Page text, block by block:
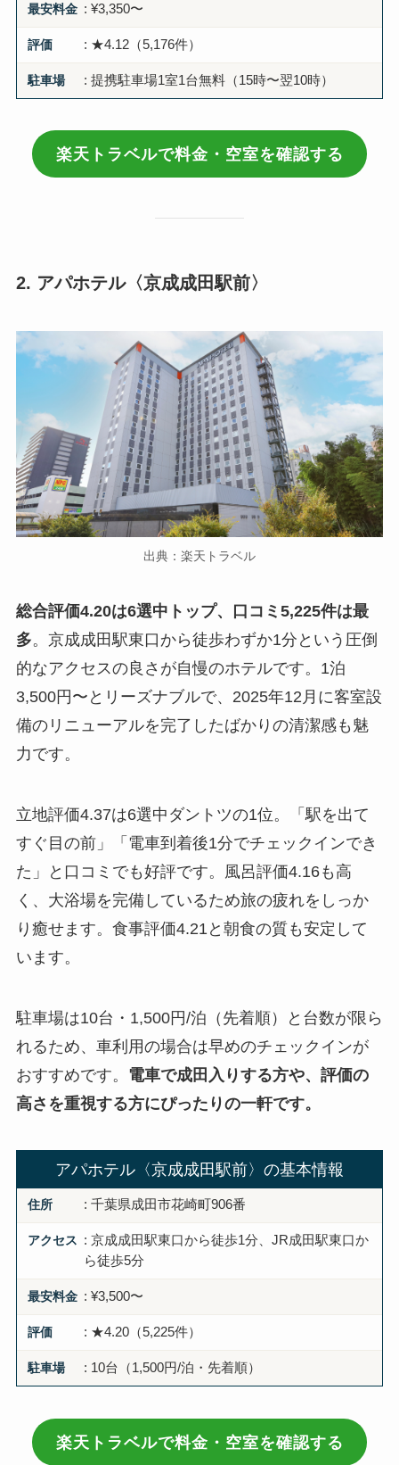
最安料金 : ¥3,350〜
評価 : ★4.12（5,176件）
駐車場 : 提携駐車場1室1台無料（15時〜翌10時）
楽天トラベルで料金・空室を確認する
2. アパホテル〈京成成田駅前〉
出典：楽天トラベル
総合評価4.20は6選中トップ、口コミ5,225件は最
多。京成成田駅東口から徒歩わずか1分という圧倒
的なアクセスの良さが自慢のホテルです。1泊
3,500円〜とリーズナブルで、2025年12月に客室設
備のリニューアルを完了したばかりの清潔感も魅
力です。
立地評価4.37は6選中ダントツの1位。「駅を出て
すぐ目の前」「電車到着後1分でチェックインでき
た」と口コミでも好評です。風呂評価4.16も高
く、大浴場を完備しているため旅の疲れをしっか
り癒せます。食事評価4.21と朝食の質も安定して
います。
駐車場は10台・1,500円/泊（先着順）と台数が限ら
れるため、車利用の場合は早めのチェックインが
おすすめです。 電車で成田入りする方や、評価の
高さを重視する方にぴったりの一軒です。
アパホテル〈京成成田駅前〉の基本情報
住所 : 千葉県成田市花崎町906番
アクセス : 京成成田駅東口から徒歩1分、JR成田駅東口か
ら徒歩5分
最安料金 : ¥3,500〜
評価 : ★4.20（5,225件）
駐車場 : 10台（1,500円/泊・先着順）
楽天トラベルで料金・空室を確認する